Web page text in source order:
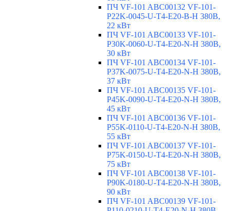
ПЧ VF-101 ABC00132 VF-101-
P22K-0045-U-T4-E20-B-H 380В,
22 кВт
ПЧ VF-101 ABC00133 VF-101-
P30K-0060-U-T4-E20-N-H 380В,
30 кВт
ПЧ VF-101 ABC00134 VF-101-
P37K-0075-U-T4-E20-N-H 380В,
37 кВт
ПЧ VF-101 ABC00135 VF-101-
P45K-0090-U-T4-E20-N-H 380В,
45 кВт
ПЧ VF-101 ABC00136 VF-101-
P55K-0110-U-T4-E20-N-H 380В,
55 кВт
ПЧ VF-101 ABC00137 VF-101-
P75K-0150-U-T4-E20-N-H 380В,
75 кВт
ПЧ VF-101 ABC00138 VF-101-
P90K-0180-U-T4-E20-N-H 380В,
90 кВт
ПЧ VF-101 ABC00139 VF-101-